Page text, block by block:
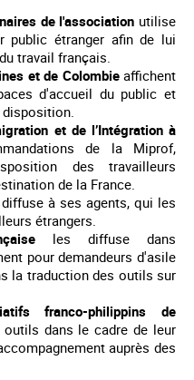
de l'association utilise
public étranger afin de lui
travail français.
et de Colombieaffichent
d'accueil du public et
et de l’Intégration à
de la Miprof,
des travailleurs
de la France.
à ses agents, qui les
étrangers.
les diffuse dans
pour demandeurs d'asile
la traduction des outils sur
franco-philippins de
dans le cadre de leur
auprès des